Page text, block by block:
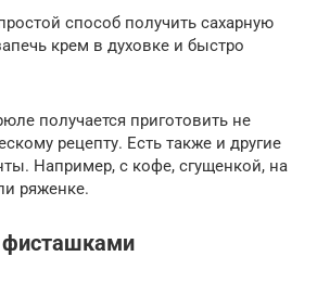
способ получить сахарную
крем в духовке и быстро
получается приготовить не
рецепту. Есть также и другие
Например, с кофе, сгущенкой, на
ряженке.